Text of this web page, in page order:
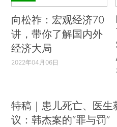
向松祚：宏观经济70
讲，带你了解国内外
经济大局
2022年04月06日
特稿｜患儿死亡、医生
议：韩杰案的“罪与罚”